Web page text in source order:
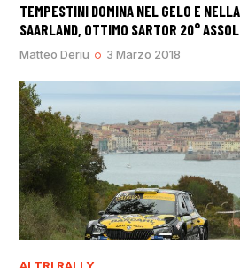
TEMPESTINI DOMINA NEL GELO E
SAARLAND, OTTIMO SARTOR 20°
Matteo Deriu 3 Marzo 2018